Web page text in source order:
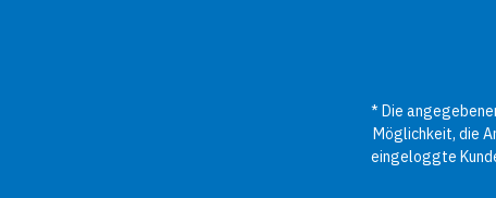
* Die
Möglichkeit, die
eingeloggte